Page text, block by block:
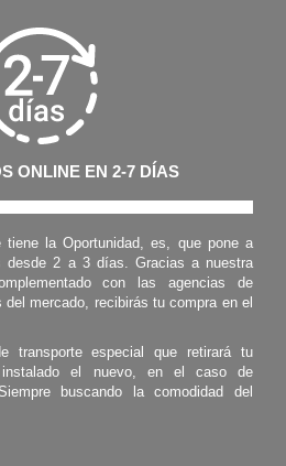
ONLINE EN 2-7 DÍAS
tiene la Oportunidad, es, que pone a
desde 2 a 3 días. Gracias a nuestra
con las agencias de
mercado, recibirás tu compra en el
transporte especial que retirará tu
instalado el nuevo, en el caso de
buscando la comodidad del